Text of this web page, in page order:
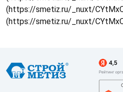
(https://smetiz.ru/_nuxt/
(https://smetiz.ru/_nuxt/